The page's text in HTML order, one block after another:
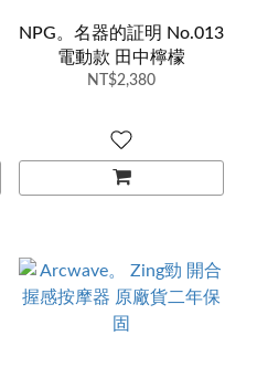
NPG。名器的証明 No.013
電動款 田中檸檬
NT$2,380